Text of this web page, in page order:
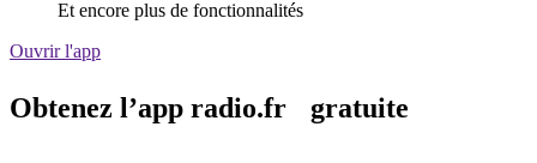
Et encore plus de fonctionnalités
Ouvrir l'app
Obtenez l’app radio.fr gratuite